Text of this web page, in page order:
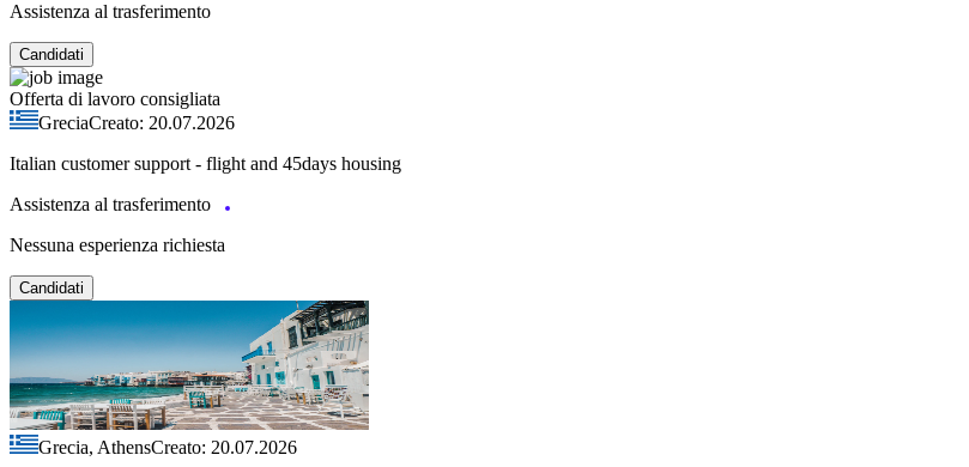
Assistenza al trasferimento
Candidati
Offerta di lavoro consigliata
GreciaCreato: 20.07.2026
Italian customer support - flight and 45days housing
Assistenza al trasferimento
Nessuna esperienza richiesta
Candidati
Grecia, AthensCreato: 20.07.2026